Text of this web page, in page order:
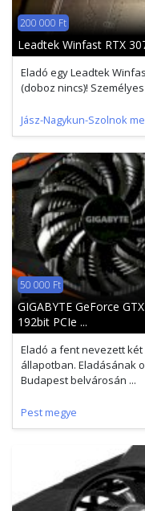
200 000 Ft
Leadtek Winfast RTX
Eladó egy Leadtek
(doboz nincs)!
Jász-Nagykun-Szolnok
50 000 Ft
GIGABYTE GeForce
192bit PCIe ...
Eladó a fent nevezett
állapotban. Eladásának
Budapest belvárosán ...
Pest megye